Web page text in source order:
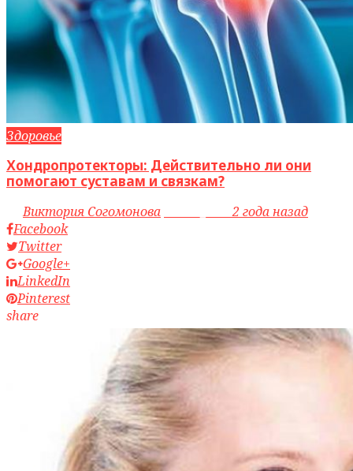
Здоровье
Хондропротекторы: Действительно ли они
помогают суставам и связкам?
byВиктория Согомонова access_time2 года назад
Facebook
Twitter
Google+
LinkedIn
Pinterest
share